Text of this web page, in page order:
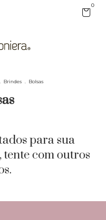
0
. Brindes . Bolsas
para sua
tente com outros